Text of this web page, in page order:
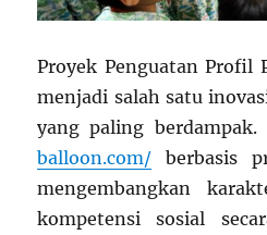
Proyek Penguatan Profil
menjadi salah satu
yang paling berdampak.
balloon.com/ berbasis
mengembangkan
kompetensi sosial